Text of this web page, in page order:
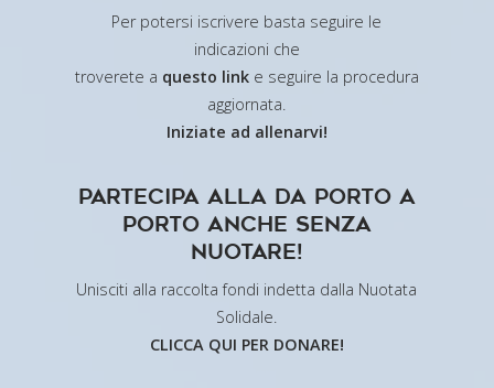
Per potersi iscrivere basta seguire le
indicazioni che
troverete a questo linke seguire la procedura
aggiornata.
Iniziate ad allenarvi!
Partecipa alla Da Porto A
Porto anche senza
nuotare!
Unisciti alla raccolta fondi indetta dalla Nuotata
Solidale.
CLICCA QUI PER DONARE!